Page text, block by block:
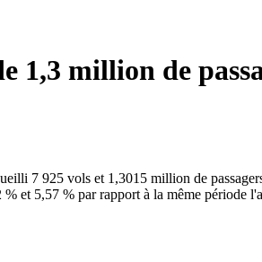
million de
7 925 vols et 1,3015 million de
et 5,57 % par rapport à la même période